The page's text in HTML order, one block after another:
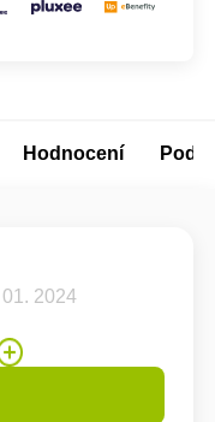
Hodnocení